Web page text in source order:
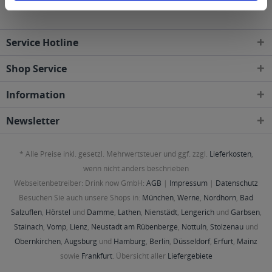
Service Hotline
Shop Service
Information
Newsletter
* Alle Preise inkl. gesetzl. Mehrwertsteuer und ggf. zzgl. Lieferkosten,
wenn nicht anders beschrieben
Webseitenbetreiber: Drink now GmbH: AGB | Impressum | Datenschutz
Besuchen Sie auch unsere Shops in: München, Werne, Nordhorn, Bad
Salzuflen, Hörstel und Damme, Lathen, Nienstädt, Lengerichund Garbsen,
Stainach, Vomp, Lienz, Neustadt am Rübenberge, Nottuln, Stolzenau und
Obernkirchen, Augsburg und Hamburg, Berlin, Düsseldorf, Erfurt, Mainz
sowie Frankfurt. Übersicht aller Liefergebiete